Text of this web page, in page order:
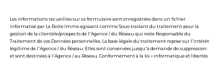
Les informations recueillies sur ce formulaire sont enregistrées dans un fichier
informatisé par La Boite Immo agissant comme Sous-traitant du traitement pour la
gestion de la clientèle/prospects de l'Agence / du Réseau qui reste Responsable du
Traitement de vos Données personnelles. La base légale du traitement repose sur l'intérêt
légitime de l'Agence / du Réseau. Elles sont conservées jusqu'à demande de suppression
et sont destinées à l'Agence / au Réseau. Conformément à la loi « informatique et libertés